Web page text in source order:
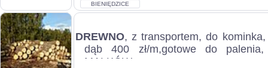
BIENIĘDZICE
DREWNO, z transportem, do kominka,
dąb 400 zł/m,gotowe do
MAŁKÓW...